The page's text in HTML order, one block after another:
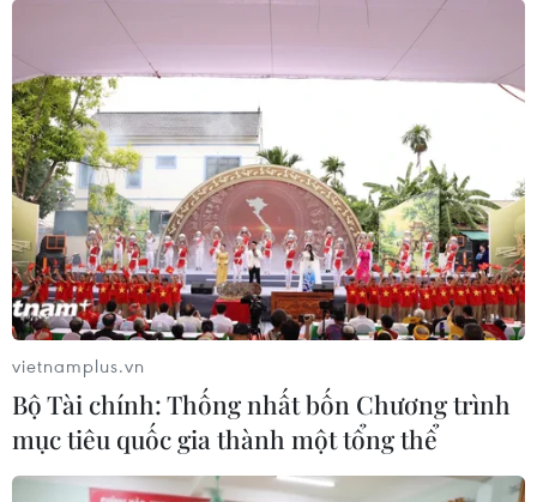
vietnamplus.vn
Bộ Tài chính: Thống nhất bốn Chương trình
mục tiêu quốc gia thành một tổng thể